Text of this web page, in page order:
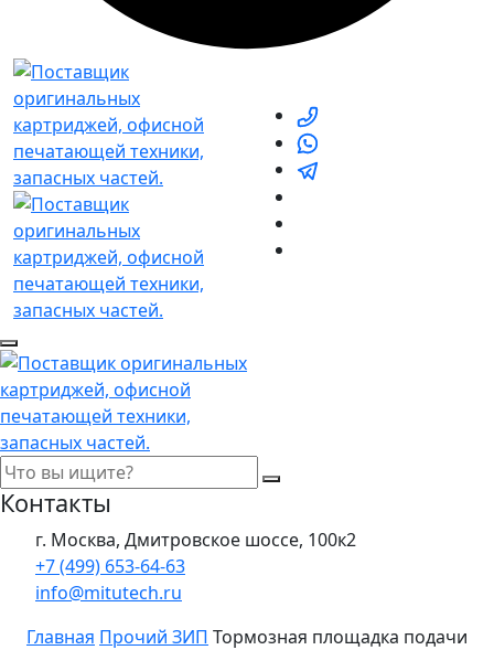
Контакты
г. Москва, Дмитровское шоссе, 100к2
+7 (499) 653-64-63
info@mitutech.ru
Главная Прочий ЗИП Тормозная площадка подачи